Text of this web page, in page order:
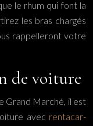
le rhum qui font la
les bras chargés
rappelleront votre
de voiture
Grand Marché, il est
avec rentacar-